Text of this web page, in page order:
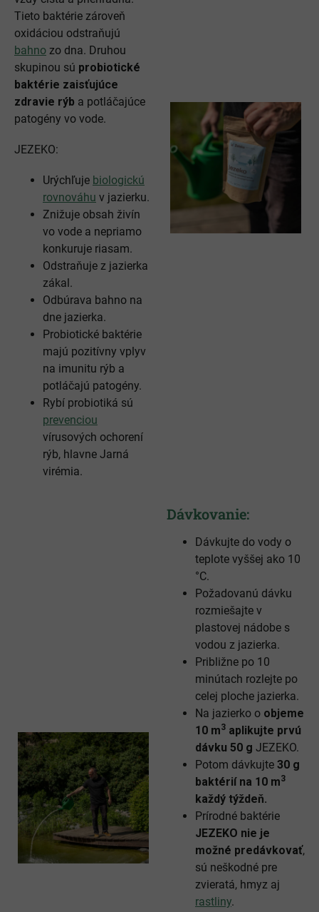
Tieto baktérie zároveň
oxidáciou odstraňujú
bahno zo dna. Druhou
skupinou sú probiotické
baktérie zaisťujúce
zdravie rýb a potláčajúce
patogény vo vode.
JEZEKO:
Urýchľuje biologickú
rovnováhu v jazierku.
Znižuje obsah živín
vo vode a nepriamo
konkuruje riasam.
Odstraňuje z jazierka
zákal.
Odbúrava bahno na
dne jazierka.
Probiotické baktérie
majú pozitívny vplyv
na imunitu rýb a
potláčajú patogény.
Rybí probiotiká sú
prevenciou
vírusových ochorení
rýb, hlavne Jarná
virémia.
Dávkovanie:
Dávkujte do vody o
teplote vyššej ako 10
°C.
Požadovanú dávku
rozmiešajte v
plastovej nádobe s
vodou z jazierka.
Približne po 10
minútach rozlejte po
celej ploche jazierka.
Na jazierko o objeme
10 m3 aplikujte prvú
dávku 50 g JEZEKO.
Potom dávkujte 30 g
baktérií na 10 m3
každý týždeň.
Prírodné baktérie
JEZEKO nie je
možné predávkovať,
sú neškodné pre
zvieratá, hmyz aj
rastliny.